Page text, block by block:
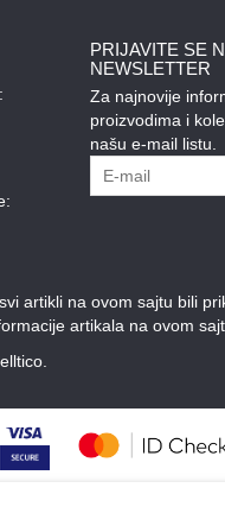
PRIJAVITE SE
NEWSLETTER
Za najnovije
proizvodima i
našu e-mail listu.
artikli na ovom sajtu bili
artikala na ovom